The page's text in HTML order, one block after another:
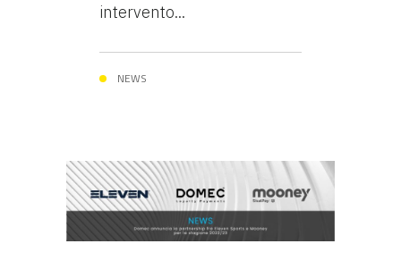
intervento...
NEWS